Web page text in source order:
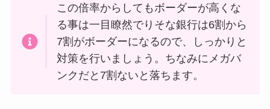
この倍率からしてもボーダーが高くな
る事は一目瞭然でりそな銀行は6割から
7割がボーダーになるので、しっかりと
対策を行いましょう。ちなみにメガバ
ンクだと7割ないと落ちます。